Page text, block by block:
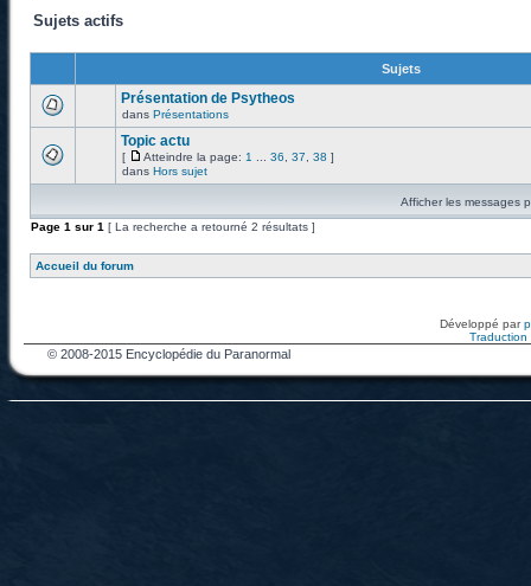
Sujets actifs
Sujets
Présentation de Psytheos
dans Présentations
Topic actu
[ Atteindre la page: 1 36 37 38 ]
dans Hors sujet
Afficher les messages
Page 1 sur 1 [ La recherche a retourné 2 résultats ]
Accueil du forum
Développé par
Traduction
© 2008-2015 Encyclopédie du Paranormal